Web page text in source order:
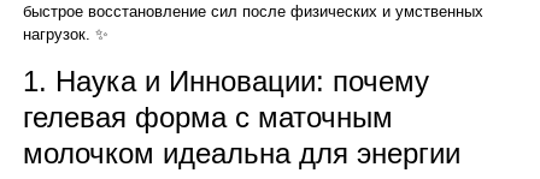
быстрое восстановление сил после физических и умственных
нагрузок. ✨
1. Наука и Инновации: почему
гелевая форма с маточным
молочком идеальна для энергии